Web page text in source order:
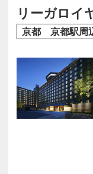
癒します。
リーガロイ
京都 京都駅周